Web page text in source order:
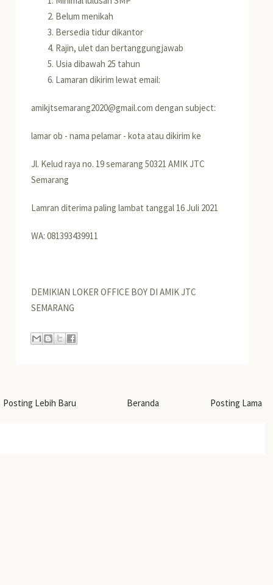
Belum menikah
Bersedia tidur dikantor
Rajin, ulet dan bertanggungjawab
Usia dibawah 25 tahun
Lamaran dikirim lewat email:
amikjtsemarang2020@gmail.com dengan subject:
lamar ob - nama pelamar - kota atau dikirim ke
Jl. Kelud raya no. 19 semarang 50321 AMIK JTC
Semarang
Lamran diterima paling lambat tanggal 16 Juli 2021
WA: 081393439911
DEMIKIAN LOKER OFFICE BOY DI AMIK JTC
SEMARANG
Posting Lebih Baru Posting Lama
Beranda